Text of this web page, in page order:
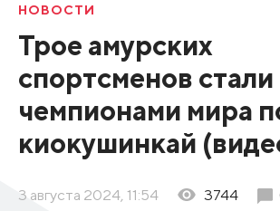
НОВОСТИ
Трое амурских
спортсменов стали
чемпионами мира
киокушинкай
3 августа 2024, 11:54 3744